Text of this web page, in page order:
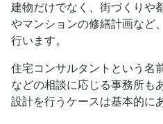
建物だけでなく、街づくりや
やマンションの修繕計画など
行います。
住宅コンサルタントという名
などの相談に応じる事務所も
設計を行うケースは基本的に